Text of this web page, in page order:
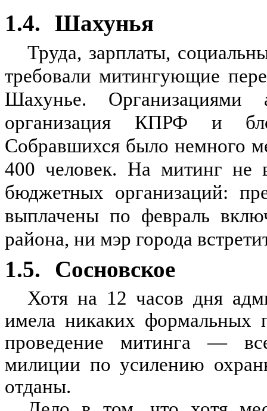
1.4. Шахунья
Труда, зарплаты,
требовали митингующие
Шахунье. Организациями
организация КПРФ и
Собравшихся было немного
400 человек. На митинг не
бюджетных организаций:
выплачены по февраль
района, ни мэр города
1.5. Сосновское
Хотя на 12 часов дня
имела никаких формальных
проведение митинга —
милиции по усилению
отданы.